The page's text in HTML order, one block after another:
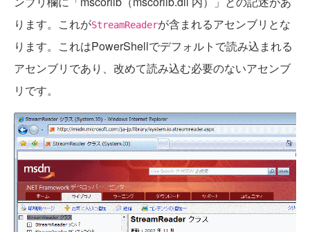
ります。これがStreamReaderが含まれるアセンブリとな
ります。これはPowerShellでデフォルトで読み込まれる
アセンブリであり、改めて読み込む必要のないアセンブ
リです。